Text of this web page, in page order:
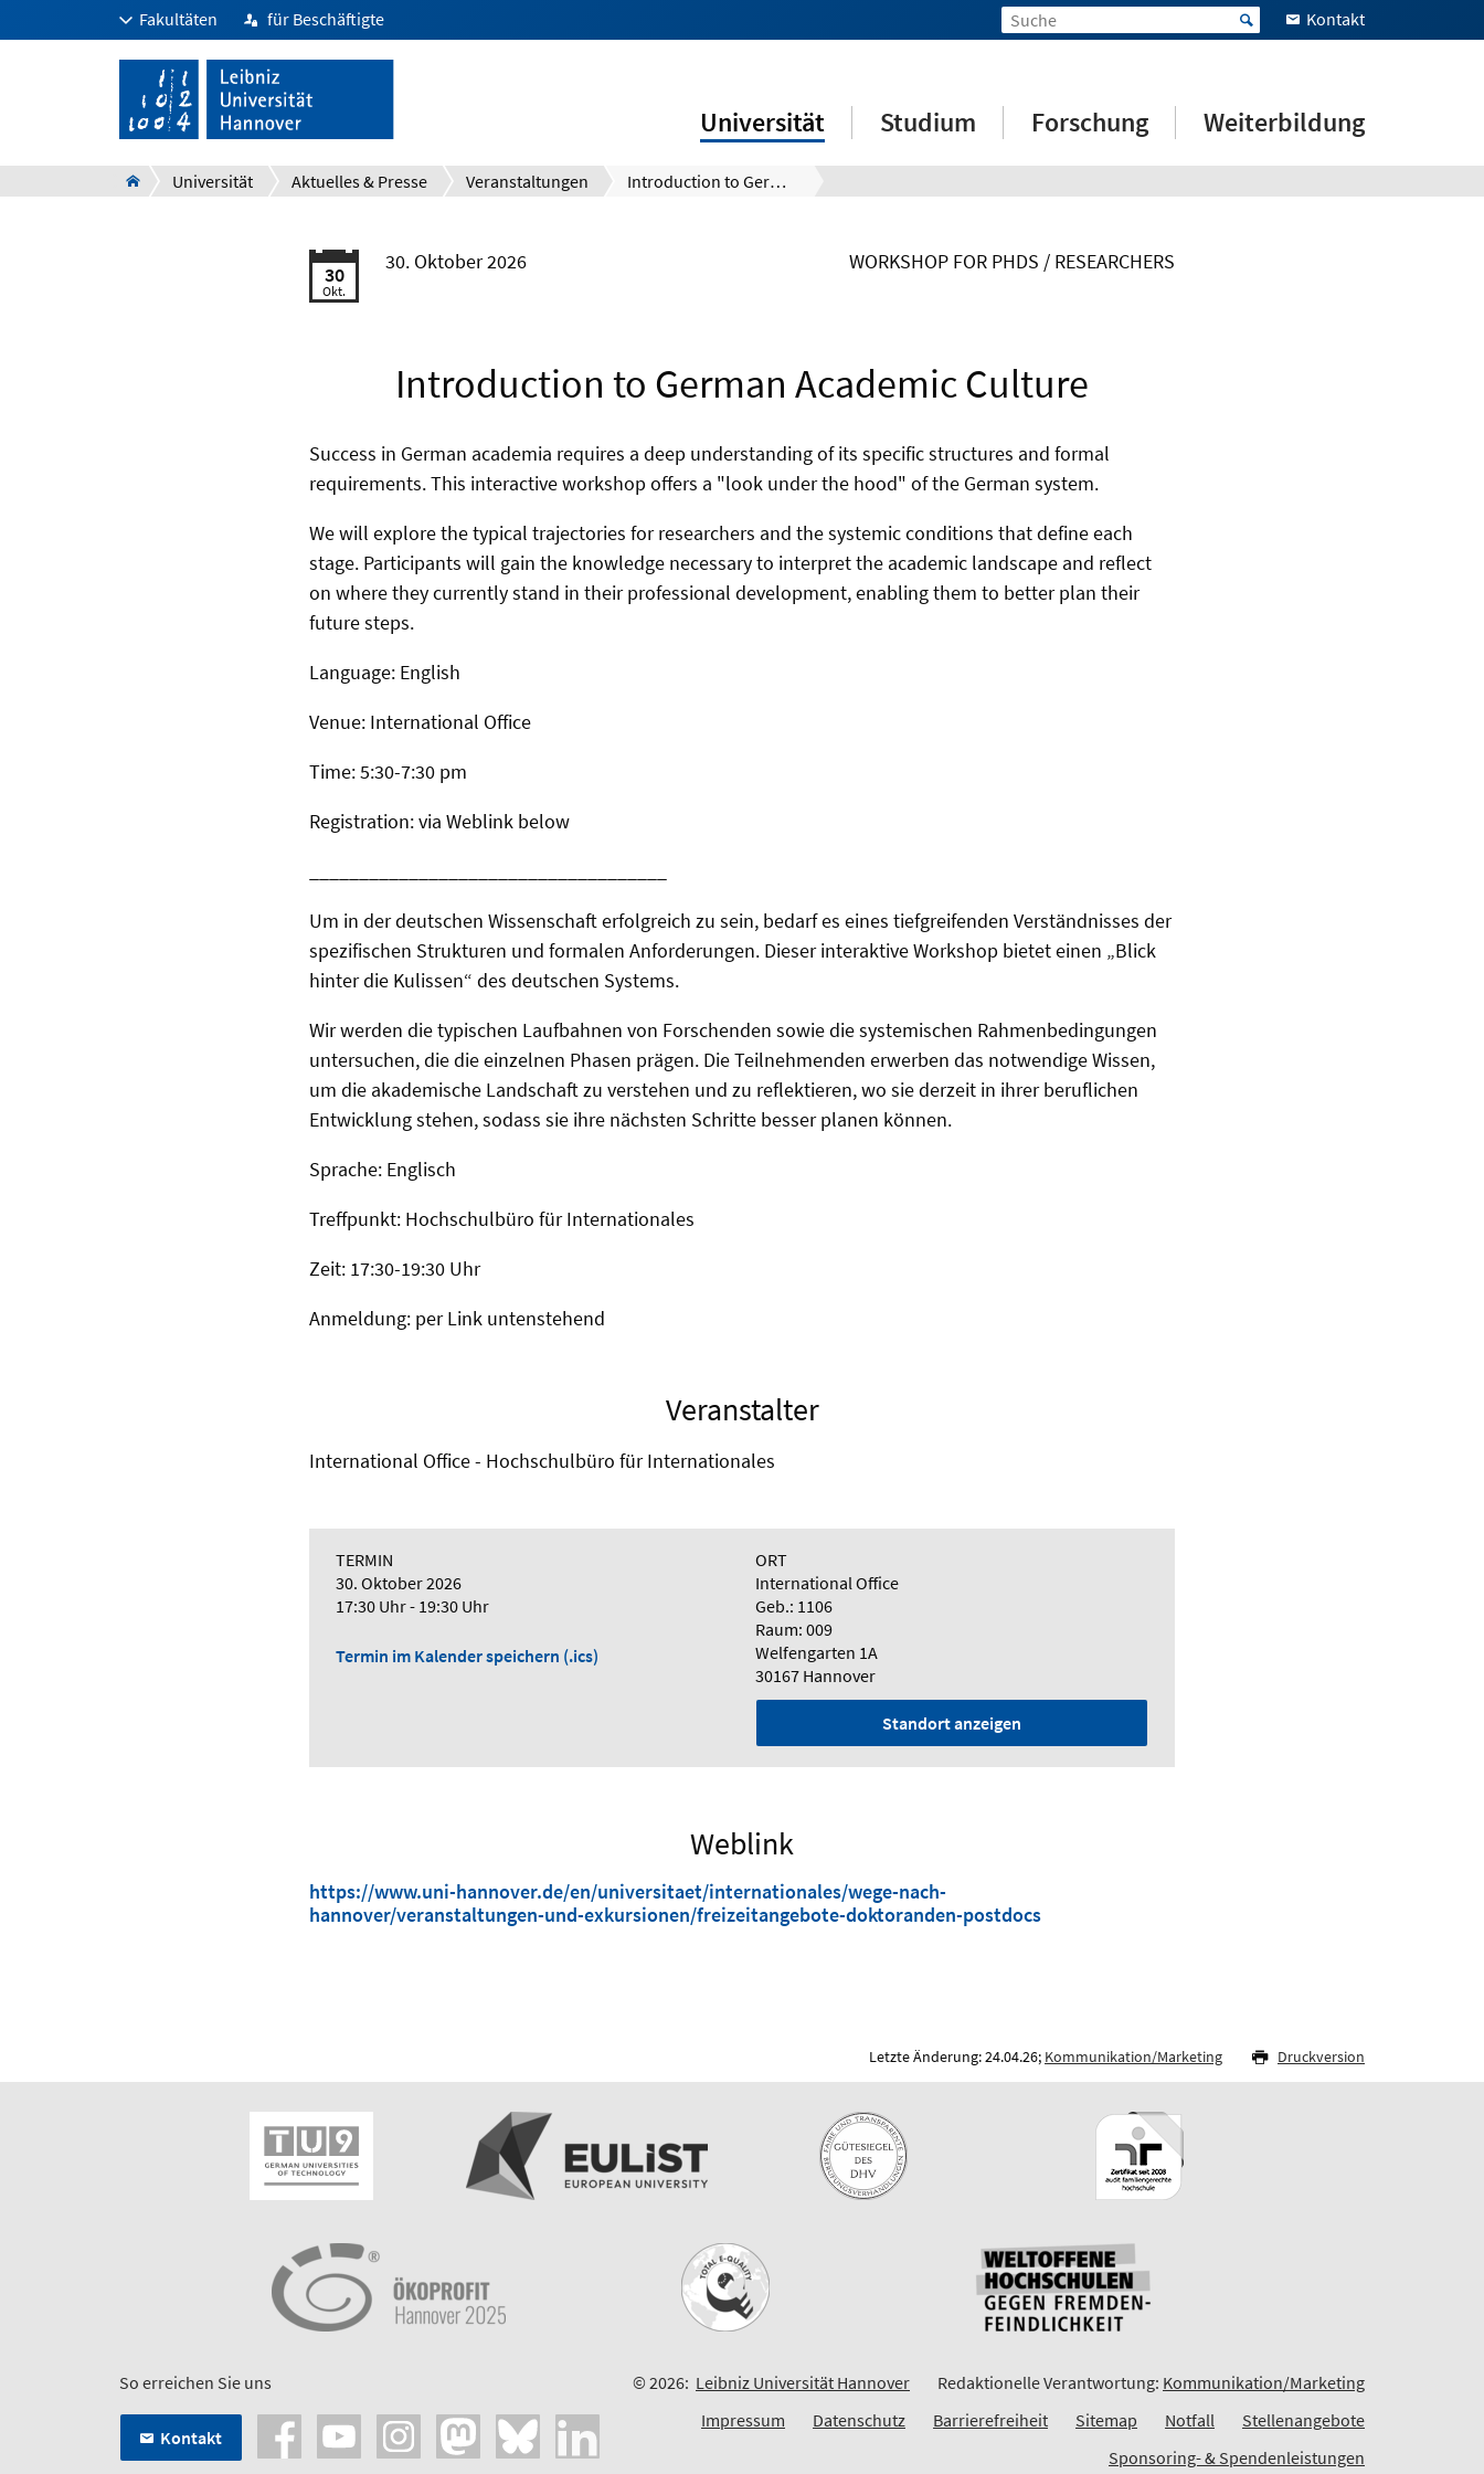
Fakultäten für Beschäftigte Kontakt
Universität Studium Forschung Weiterbildung
Universität Aktuelles & Presse Veranstaltungen Introduction to German Academic Culture
30
Okt.
30. Oktober 2026 WORKSHOP FOR PHDS / RESEARCHERS
Introduction to German Academic Culture
Success in German academia requires a deep understanding of its specific structures and formal
requirements. This interactive workshop offers a "look under the hood" of the German system.
We will explore the typical trajectories for researchers and the systemic conditions that define each
stage. Participants will gain the knowledge necessary to interpret the academic landscape and reflect
on where they currently stand in their professional development, enabling them to better plan their
future steps.
Language: English
Venue: International Office
Time: 5:30-7:30 pm
Registration: via Weblink below
Um in der deutschen Wissenschaft erfolgreich zu sein, bedarf es eines tiefgreifenden Verständnisses der
spezifischen Strukturen und formalen Anforderungen. Dieser interaktive Workshop bietet einen „Blick
hinter die Kulissen“ des deutschen Systems.
Wir werden die typischen Laufbahnen von Forschenden sowie die systemischen Rahmenbedingungen
untersuchen, die die einzelnen Phasen prägen. Die Teilnehmenden erwerben das notwendige Wissen,
um die akademische Landschaft zu verstehen und zu reflektieren, wo sie derzeit in ihrer beruflichen
Entwicklung stehen, sodass sie ihre nächsten Schritte besser planen können.
Sprache: Englisch
Treffpunkt: Hochschulbüro für Internationales
Zeit: 17:30-19:30 Uhr
Anmeldung: per Link untenstehend
Veranstalter
International Office - Hochschulbüro für Internationales
TERMIN
30. Oktober 2026
17:30 Uhr - 19:30 Uhr
Termin im Kalender speichern (.ics)
ORT
International Office
Geb.: 1106
Raum: 009
Welfengarten 1A
30167 Hannover
Standort anzeigen
Weblink
https://www.uni-hannover.de/en/universitaet/internationales/wege-nach-
hannover/veranstaltungen-und-exkursionen/freizeitangebote-doktoranden-postdocs
Letzte Änderung: 24.04.26; Kommunikation/Marketing Druckversion
So erreichen Sie uns
Kontakt
© 2026: Leibniz Universität Hannover Redaktionelle Verantwortung: Kommunikation/Marketing
Impressum
Datenschutz Barrierefreiheit Sitemap Notfall
Stellenangebote
Sponsoring- & Spendenleistungen